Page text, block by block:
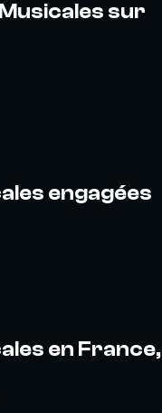
sur
engagées
en France,